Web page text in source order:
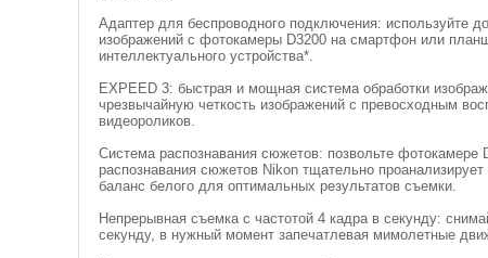
Адаптер для беспроводного подключения: используйте
изображений с фотокамеры D3200 на смартфон или
интеллектуального устройства*.
EXPEED 3: быстрая и мощная система обработки
чрезвычайную четкость изображений с превосходным
видеороликов.
Система распознавания сюжетов: позвольте
распознавания сюжетов Nikon тщательно
баланс белого для оптимальных результатов съемки.
Непрерывная съемка с частотой 4 кадра в секунду:
секунду, в нужный момент запечатлевая мимолетные